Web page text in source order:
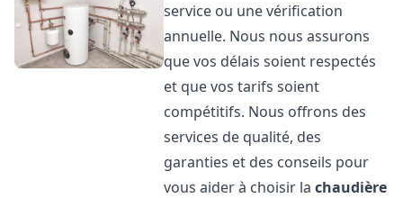
service ou une vérification
annuelle. Nous nous assurons
que vos délais soient respectés
et que vos tarifs soient
compétitifs. Nous offrons des
services de qualité, des
garanties et des conseils pour
vous aider à choisir lachaudière